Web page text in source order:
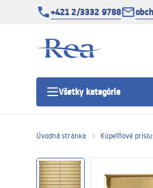
+421 2/3332 9788
Všetky kategórie
Sprchové dvere
Úvodná stránka Kúpeľňové